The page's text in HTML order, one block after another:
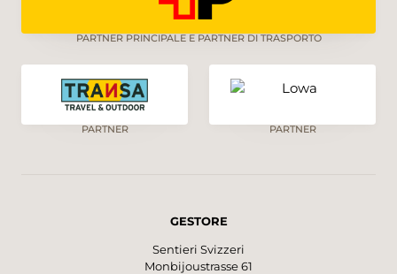
PARTNER PRINCIPALE E PARTNER DI TRASPORTO
PARTNER PARTNER
GESTORE
Sentieri Svizzeri
Monbijoustrasse 61